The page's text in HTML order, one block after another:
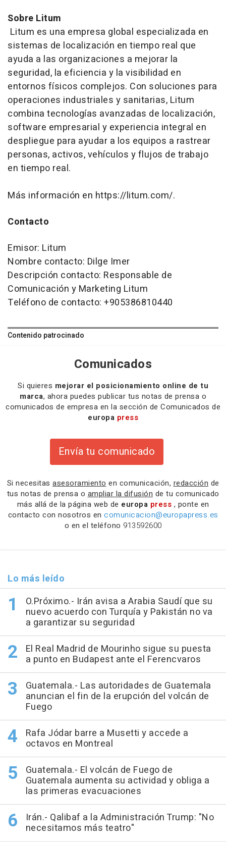
Sobre Litum
Litum es una empresa global especializada en
sistemas de localización en tiempo real que
ayuda a las organizaciones a mejorar la
seguridad, la eficiencia y la visibilidad en
entornos físicos complejos. Con soluciones para
operaciones industriales y sanitarias, Litum
combina tecnologías avanzadas de localización,
software empresarial y experiencia integral en
despliegue para ayudar a los equipos a rastrear
personas, activos, vehículos y flujos de trabajo
en tiempo real.
Más información en https://litum.com/.
Contacto
Emisor: Litum
Nombre contacto: Dilge Imer
Descripción contacto: Responsable de
Comunicación y Marketing Litum
Teléfono de contacto: +905386810440
Contenido patrocinado
Comunicados
Si quieres mejorar el posicionamiento online de tu
marca, ahora puedes publicar tus notas de prensa o
comunicados de empresa en la sección de Comunicados de
europa press
Envía tu comunicado
Si necesitas asesoramiento en comunicación, redacción de
tus notas de prensa o ampliar la difusión de tu comunicado
más allá de la página web de europa press , ponte en
contacto con nosotros en comunicacion@europapress.es
o en el teléfono 913592600
Lo más leído
O.Próximo.- Irán avisa a Arabia Saudí que su
nuevo acuerdo con Turquía y Pakistán no va
a garantizar su seguridad
El Real Madrid de Mourinho sigue su puesta
a punto en Budapest ante el Ferencvaros
Guatemala.- Las autoridades de Guatemala
anuncian el fin de la erupción del volcán de
Fuego
Rafa Jódar barre a Musetti y accede a
octavos en Montreal
Guatemala.- El volcán de Fuego de
Guatemala aumenta su actividad y obliga a
las primeras evacuaciones
Irán.- Qalibaf a la Administración Trump: "No
necesitamos más teatro"